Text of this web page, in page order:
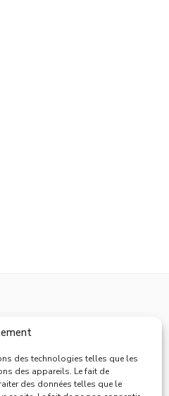
des technologies telles que les
des appareils. Le fait de
des données telles que le
Légales
de Retours